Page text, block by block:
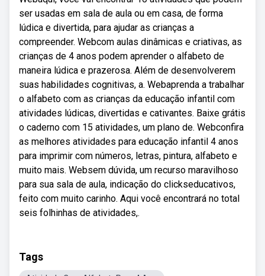
ser usadas em sala de aula ou em casa, de forma
lúdica e divertida, para ajudar as crianças a
compreender. Webcom aulas dinâmicas e criativas, as
crianças de 4 anos podem aprender o alfabeto de
maneira lúdica e prazerosa. Além de desenvolverem
suas habilidades cognitivas, a. Webaprenda a trabalhar
o alfabeto com as crianças da educação infantil com
atividades lúdicas, divertidas e cativantes. Baixe grátis
o caderno com 15 atividades, um plano de. Webconfira
as melhores atividades para educação infantil 4 anos
para imprimir com números, letras, pintura, alfabeto e
muito mais. Websem dúvida, um recurso maravilhoso
para sua sala de aula, indicação do clickseducativos,
feito com muito carinho. Aqui você encontrará no total
seis folhinhas de atividades,.
Tags